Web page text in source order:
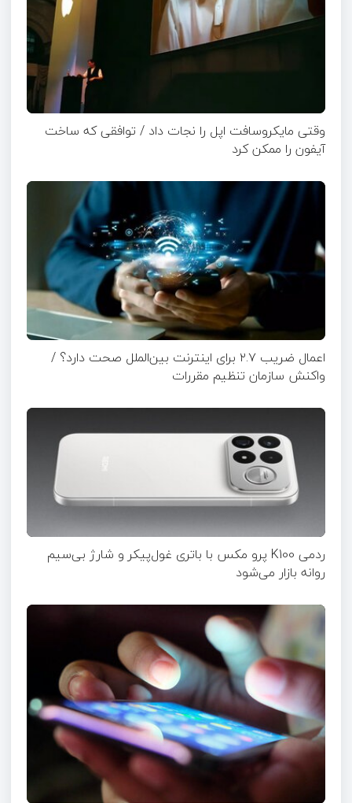
وقتی مایکروسافت اپل را نجات داد / توافقی که ساخت
آیفون را ممکن کرد
اعمال ضریب ۲.۷ برای اینترنت بین‌الملل صحت دارد؟ /
واکنش سازمان تنظیم مقررات
ردمی K100 پرو مکس با باتری غول‌پیکر و شارژ بی‌سیم
روانه بازار می‌شود